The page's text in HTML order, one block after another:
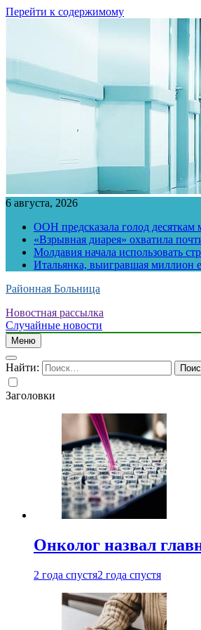
Перейти к содержимому
6 августа, 2026
ООН предсказала голод десяткам
«Взрывная диарея» охватила
Молдавия начала использовать
Итальянка, выигравшая миллион
Районная Больница
Новостная рассылка
Случайные новости
Меню
Найти:
Заголовки
Онколог назвал
2 года спустя2 года спустя